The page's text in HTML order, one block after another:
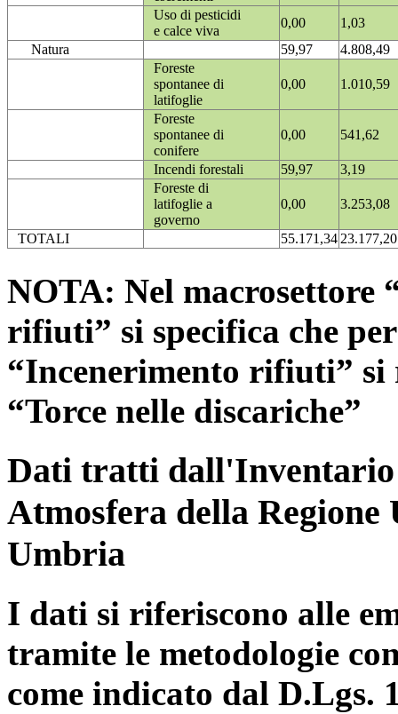
Uso di pesticidi
e calce viva
0,00
1,03
Natura
59,97
4.808,49
Foreste
spontanee di
latifoglie
0,00 1.010,59
Foreste
spontanee di
conifere
0,00 541,62
Incendi forestali 59,97
3,19
Foreste di
latifoglie a
governo
0,00 3.253,08
TOTALI 55.171,3423.177,20
NOTA: Nel macrosettore
rifiuti” si specifica che
“Incenerimento rifiuti”
“Torce nelle discariche”
Dati tratti dall'Inventario
Atmosfera della
Umbria
I dati si riferiscono alle
tramite le metodologie
come indicato dal D.Lgs.